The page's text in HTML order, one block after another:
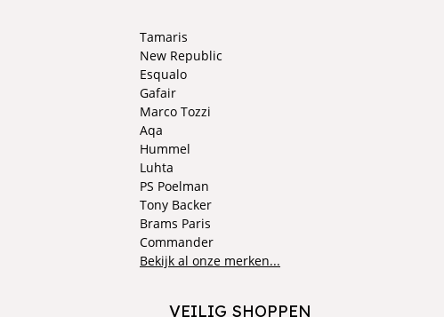
Tamaris
New Republic
Esqualo
Gafair
Marco Tozzi
Aqa
Hummel
Luhta
PS Poelman
Tony Backer
Brams Paris
Commander
Bekijk al onze merken...
VEILIG SHOPPEN